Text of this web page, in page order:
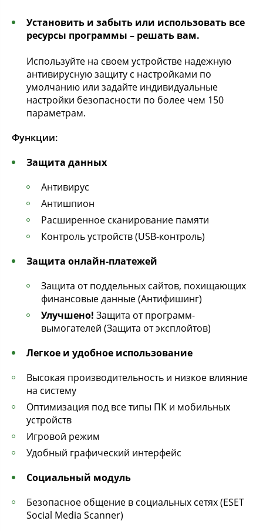
Установить и забыть или использовать все
ресурсы программы – решать вам.
Используйте на своем устройстве надежную
антивирусную защиту с настройками по
умолчанию или задайте индивидуальные
настройки безопасности по более чем 150
параметрам.
Функции:
Защита данных
Антивирус
Антишпион
Расширенное сканирование памяти
Контроль устройств (USB-контроль)
Защита онлайн-платежей
Защита от поддельных сайтов, похищающих
финансовые данные (Антифишинг)
Улучшено! Защита от программ-
вымогателей (Защита от эксплойтов)
Легкое и удобное использование
Высокая производительность и низкое влияние
на систему
Оптимизация под все типы ПК и мобильных
устройств
Игровой режим
Удобный графический интерфейс
Социальный модуль
Безопасное общение в социальных сетях (ESET
Social Media Scanner)